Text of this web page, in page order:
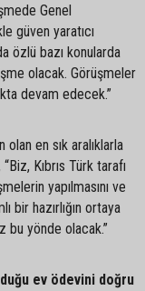
Genel
güven yaratıcı
özlü bazı konularda
olacak. Görüşmeler
devam edecek.”
en sık aralıklarla
Kıbrıs Türk tarafı
yapılmasını ve
bir hazırlığın ortaya
bu yönde olacak.”
ev ödevini doğru